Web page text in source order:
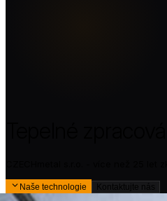
CZECHmetal s.r.o. - více než 25
Naše technologie Kontaktujte nás